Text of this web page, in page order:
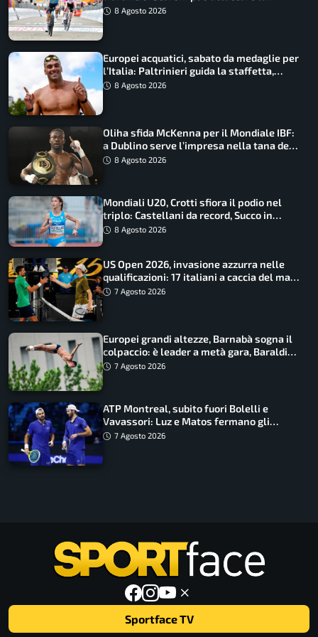
maglia di Lemmen
8 Agosto 2026
Europei acquatici, sabato da medaglie per
l’Italia: Paltrinieri guida la staffetta,
Barnabà sogna l’oro dalle grandi altezze
8 Agosto 2026
Oliha sfida McKenna per il Mondiale IBF:
a Dublino serve l’impresa nella tana del
lupo8 Agosto 2026
Mondiali U20, Crotti sfiora il podio nel
triplo: Castellani da record, Succo in
finale
8 Agosto 2026
US Open 2026, invasione azzurra nelle
qualificazioni: 17 italiani a caccia del main
draw7 Agosto 2026
Europei grandi altezze, Barnabà sogna il
colpaccio: è leader a metà gara, Baraldi
ancora in corsa
7 Agosto 2026
ATP Montreal, subito fuori Bolelli e
Vavassori: Luz e Matos fermano gli
azzurri
7 Agosto 2026
Sportface TV